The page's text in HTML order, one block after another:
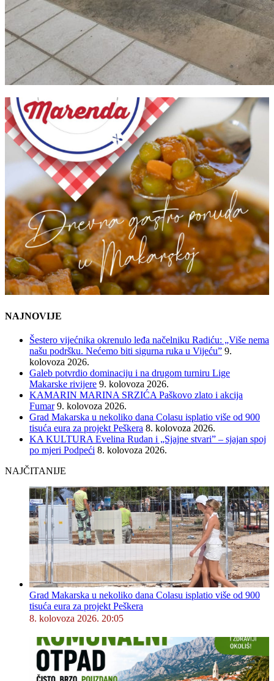
NAJNOVIJE
Šestero vijećnika okrenulo leđa načelniku Radiću: „Više nema
našu podršku. Nećemo biti sigurna ruka u Vijeću” 9.
kolovoza 2026.
Galeb potvrdio dominaciju i na drugom turniru Lige
Makarske rivijere 9. kolovoza 2026.
KAMARIN MARINA SRZIĆA Paškovo zlato i akcija
Fumar 9. kolovoza 2026.
Grad Makarska u nekoliko dana Colasu isplatio više od 900
tisuća eura za projekt Peškera 8. kolovoza 2026.
KA KULTURA Evelina Rudan i „Sjajne stvari” – sjajan spoj
po mjeri Podpeći 8. kolovoza 2026.
NAJČITANIJE
Grad Makarska u nekoliko dana Colasu isplatio više od 900
tisuća eura za projekt Peškera
8. kolovoza 2026. 20:05